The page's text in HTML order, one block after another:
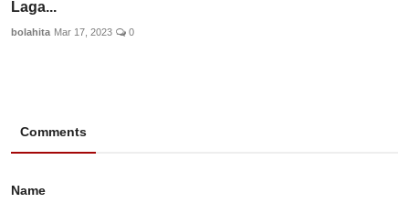
Laga...
bolahita Mar 17, 2023 0
Comments
Name